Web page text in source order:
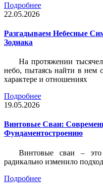
Подробнее
22.05.2026
Разгадываем Небесные
Зодиака
На протяжении
небо, пытаясь найти в нем
характере и отношениях
Подробнее
19.05.2026
Винтовые Сваи:
Фундаментостроению
Винтовые сваи – это
радикально изменило
Подробнее